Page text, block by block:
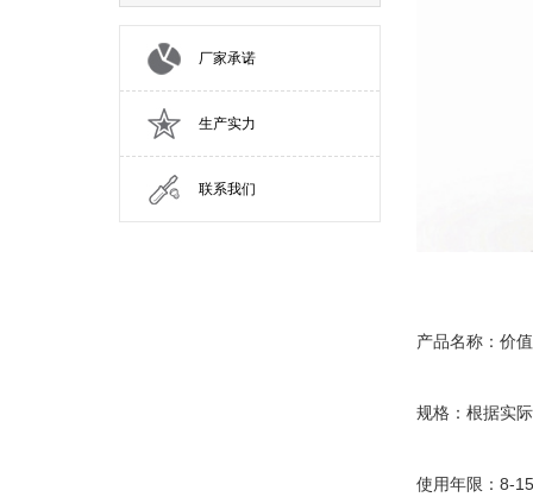
厂家承诺
生产实力
联系我们
产品名称：价
规格：根据实
使用年限：8-